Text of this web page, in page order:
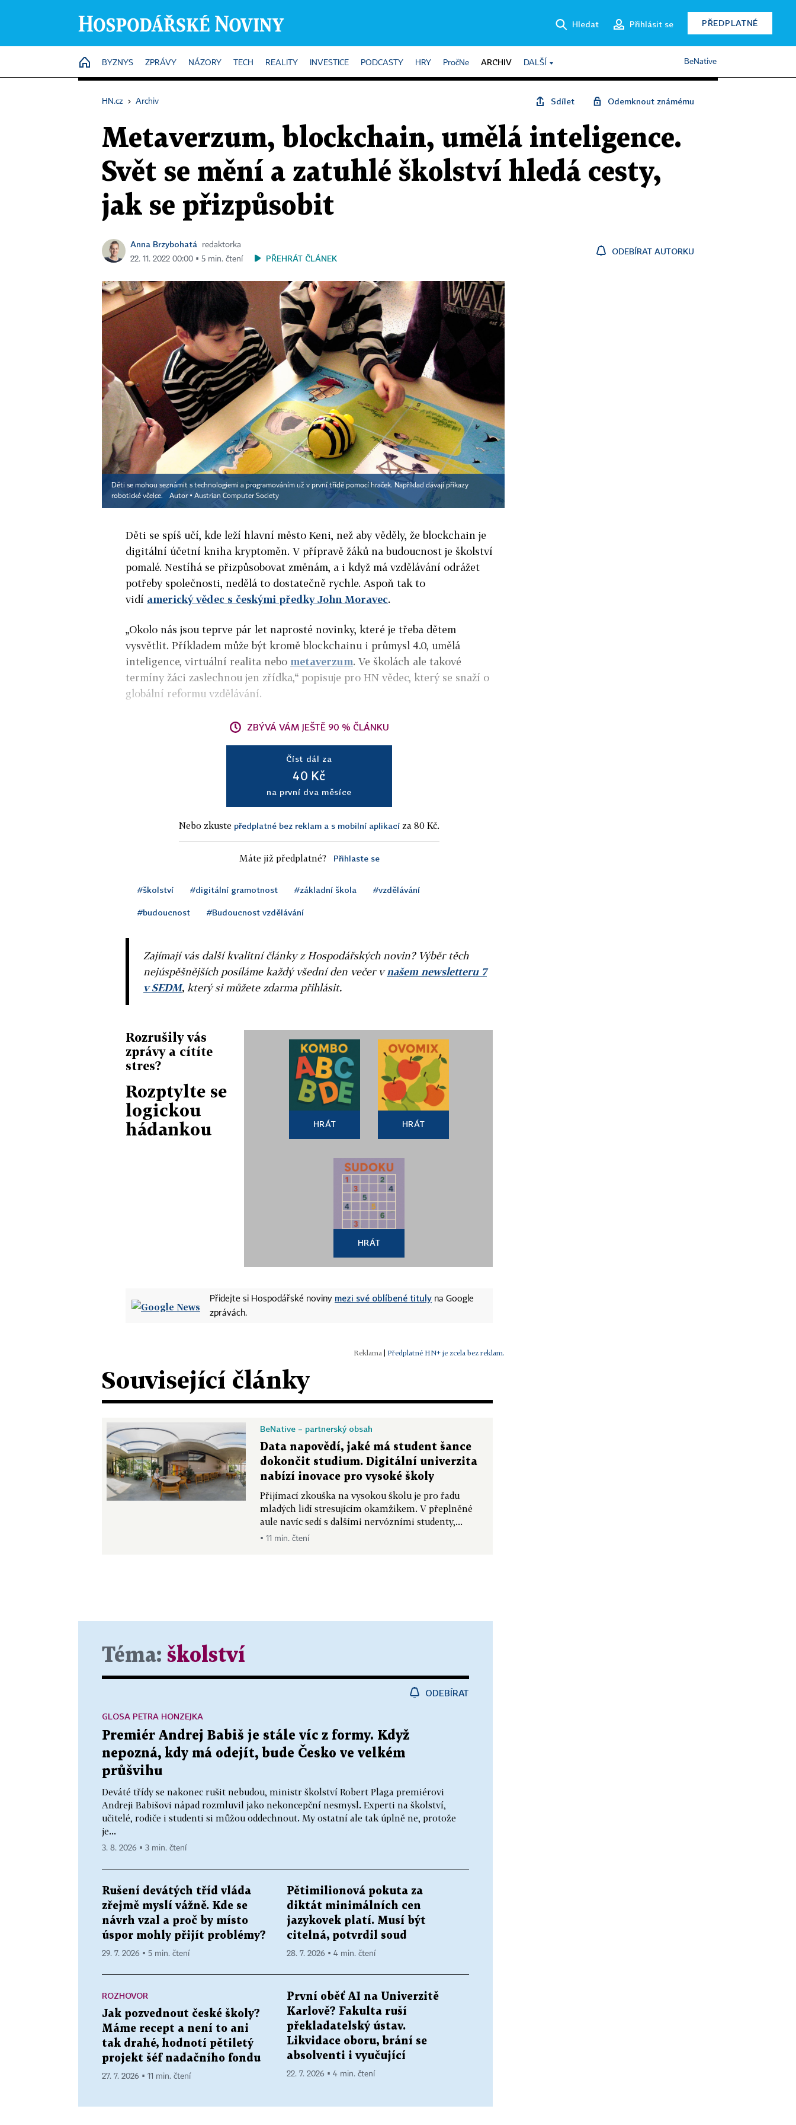
Hledat Přihlásit se PŘEDPLATNÉ
HOME
BYZNYS ZPRÁVY NÁZORY TECH REALITY INVESTICE PODCASTY HRY PročNe ARCHIV DALŠÍ BeNative
HN.cz › Archiv Sdílet Odemknout známému
Metaverzum, blockchain, umělá inteligence.
Svět se mění a zatuhlé školství hledá cesty,
jak se přizpůsobit
Anna Brzybohatá
redaktorka
22. 11. 2022 00:00 ▪ 5 min. čtení
PŘEHRÁT ČLÁNEK
ODEBÍRAT AUTORKU
Děti se mohou seznámit s technologiemi a programováním už v první třídě pomocí hraček. Například dávají příkazy
robotické včelce.
Autor ▪ Austrian Computer Society
Děti se spíš učí, kde leží hlavní město Keni, než aby věděly, že blockchain je
digitální účetní kniha kryptoměn. V přípravě žáků na budoucnost je školství
pomalé. Nestíhá se přizpůsobovat změnám, a i když má vzdělávání odrážet
potřeby společnosti, nedělá to dostatečně rychle. Aspoň tak to
vidí americký vědec s českými předky John Moravec.
„Okolo nás jsou teprve pár let naprosté novinky, které je třeba dětem
vysvětlit. Příkladem může být kromě blockchainu i průmysl 4.0, umělá
inteligence, virtuální realita nebo metaverzum. Ve školách ale takové
termíny žáci zaslechnou jen zřídka,“ popisuje pro HN vědec, který se snaží o
globální reformu vzdělávání.
ZBÝVÁ VÁM JEŠTĚ 90 % ČLÁNKU
Číst dál za
40 Kč
na první dva měsíce
Nebo zkuste předplatné bez reklam a s mobilní aplikací za 80 Kč.
Máte již předplatné? Přihlaste se
#školství #digitální gramotnost #základní škola #vzdělávání
#budoucnost #Budoucnost vzdělávání
Zajímají vás další kvalitní články z Hospodářských novin? Výběr těch
nejúspěšnějších posíláme každý všední den večer vnašem newsletteru 7
v SEDM, který si můžete zdarma přihlásit.
Rozrušily vás
zprávy a cítíte
stres?
Rozptylte se
logickou
hádankou
HRÁT HRÁT
HRÁT
Přidejte si Hospodářské noviny mezi své oblíbené tituly na Google
zprávách.
| Předplatné HN+ je zcela bez reklam.
Související články
BeNative – partnerský obsah
Data napovědí, jaké má student šance
dokončit studium. Digitální univerzita
nabízí inovace pro vysoké školy
Přijímací zkouška na vysokou školu je pro řadu
mladých lidí stresujícím okamžikem. V přeplněné
aule navíc sedí s dalšími nervózními studenty,...
▪ 11 min. čtení
Téma: školství
ODEBÍRAT
Premiér Andrej Babiš je stále víc z formy. Když
nepozná, kdy má odejít, bude Česko ve velkém
průšvihu
Deváté třídy se nakonec rušit nebudou, ministr školství Robert Plaga premiérovi
Andreji Babišovi nápad rozmluvil jako nekoncepční nesmysl. Experti na školství,
učitelé, rodiče i studenti si můžou oddechnout. My ostatní ale tak úplně ne, protože
je...
GLOSA PETRA HONZEJKA
3. 8. 2026 ▪ 3 min. čtení
Rušení devátých tříd vláda
zřejmě myslí vážně. Kde se
návrh vzal a proč by místo
úspor mohly přijít problémy?
29. 7. 2026 ▪ 5 min. čtení
Pětimilionová pokuta za
diktát minimálních cen
jazykovek platí. Musí být
citelná, potvrdil soud
28. 7. 2026 ▪ 4 min. čtení
ROZHOVOR
Jak pozvednout české školy?
Máme recept a není to ani
tak drahé, hodnotí pětiletý
projekt šéf nadačního fondu
27. 7. 2026 ▪ 11 min. čtení
První oběť AI na Univerzitě
Karlově? Fakulta ruší
překladatelský ústav.
Likvidace oboru, brání se
absolventi i vyučující
22. 7. 2026 ▪ 4 min. čtení